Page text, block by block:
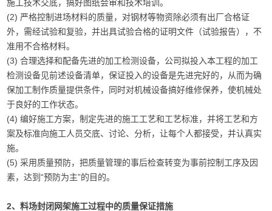
施工技术交底，搞好图纸会审和技术培训。
(2) 严格控制进场材料的质量，对钢材等物资除必须有出厂合格证
外，需经试验和复验，并出具试验合格的证明文件（试验报告），不
准用不合格材料。
(3) 合理选择和配备先进的加工检测设备，公司拟投入本工程的加工
检测设备见前述设备清单，保证投入的设备是先进完好的，从而为确
保加工制作质量提供条件，同时对机械设备搞好维修保养，使机械处
于良好的工作状态。
(4) 编好施工方案，制定先进的施工工艺和工艺标准，并将工艺和方
案及标准向施工人员交底、讨论、分析，让每个人都接受，并认真实
施。
(5) 采用质量预防，把质量管理的事后检查转变为事前控制工序及因
素，达到“预防为主”的目的。
2、料场封闭网架施工过程中的质量保证措施